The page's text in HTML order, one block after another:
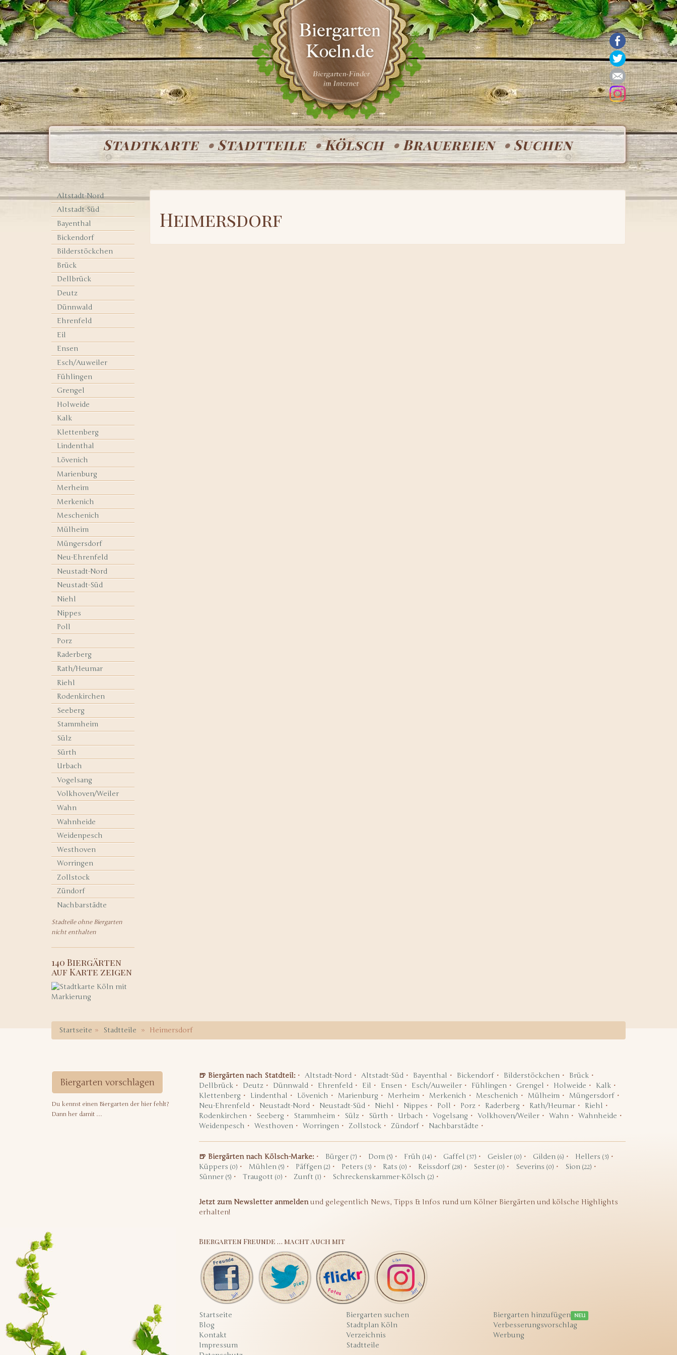
Stadtkarte Stadtteile Kölsch Brauereien Suchen
Altstadt-Nord
Altstadt-Süd
Bayenthal
Bickendorf
Bilderstöckchen
Brück
Dellbrück
Deutz
Dünnwald
Ehrenfeld
Eil
Ensen
Esch/Auweiler
Fühlingen
Grengel
Holweide
Kalk
Klettenberg
Lindenthal
Lövenich
Marienburg
Merheim
Merkenich
Meschenich
Mülheim
Müngersdorf
Neu-Ehrenfeld
Neustadt-Nord
Neustadt-Süd
Niehl
Nippes
Poll
Porz
Raderberg
Rath/Heumar
Riehl
Rodenkirchen
Seeberg
Stammheim
Sülz
Sürth
Urbach
Vogelsang
Volkhoven/Weiler
Wahn
Wahnheide
Weidenpesch
Westhoven
Worringen
Zollstock
Zündorf
Nachbarstädte
Stadteile ohne Biergarten
nicht enthalten
140 Biergärten
auf Karte zeigen
Heimersdorf
Startseite Stadtteile Heimersdorf
Biergarten vorschlagen
Du kennst einen Biergarten der hier fehlt?
Dann her damit …
🍺 Biergärten nach Statdteil: Altstadt-Nord Altstadt-Süd Bayenthal Bickendorf Bilderstöckchen
Brück
Dellbrück
Deutz Dünnwald Ehrenfeld Eil Ensen Esch/Auweiler Fühlingen Grengel Holweide
Kalk
Klettenberg
Lindenthal Lövenich Marienburg Merheim Merkenich Meschenich Mülheim
Müngersdorf
Neu-Ehrenfeld
Neustadt-Nord Neustadt-Süd Niehl Nippes Poll Porz Raderberg Rath/Heumar
Riehl
Rodenkirchen
Seeberg Stammheim Sülz Sürth Urbach Vogelsang Volkhoven/Weiler Wahn
Wahnheide
Weidenpesch
Westhoven Worringen Zollstock Zündorf Nachbarstädte
🍺 Biergärten nach Kölsch-Marke: Bürger (7) Dom (5) Früh (14) Gaffel (37) Geisler (0) Gilden (6) Hellers (3)
Küppers (0) Mühlen (5) Päffgen (2) Peters (3) Rats (0) Reissdorf (28) Sester (0) Severins (0) Sion (22)
Sünner (5) Traugott (0) Zunft (1) Schreckenskammer-Kölsch (2)
Jetzt zum Newsletter anmeldenund gelegentlich News, Tipps & Infos rund um Kölner Biergärten und kölsche Highlights
erhalten!
Biergarten Freunde … macht auch mit
Startseite
Blog
Kontakt
Impressum
Biergarten suchen
Stadtplan Köln
Verzeichnis
Stadtteile
Biergarten hinzufügen NEU
Verbesserungsvorschlag
Werbung